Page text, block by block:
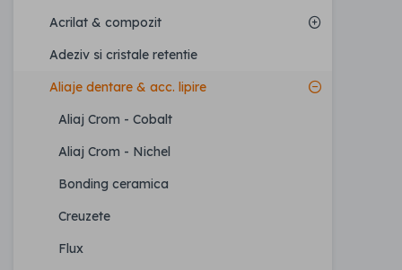
Acrilat & compozit
Adeziv si cristale retentie
Aliaje dentare & acc. lipire
Aliaj Crom - Cobalt
Aliaj Crom - Nichel
Bonding ceramica
Creuzete
Flux